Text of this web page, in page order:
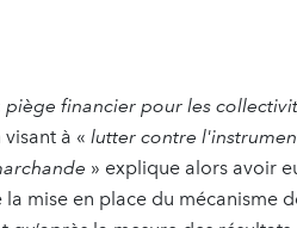
piège financier pour les
à « lutter contre
» explique alors avoir
mise en place du mécanisme